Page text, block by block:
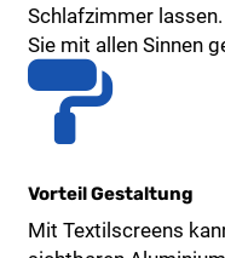
Schlafzimmer
Sie mit allen Sinnen
Vorteil Gestaltung
Mit Textilscreens